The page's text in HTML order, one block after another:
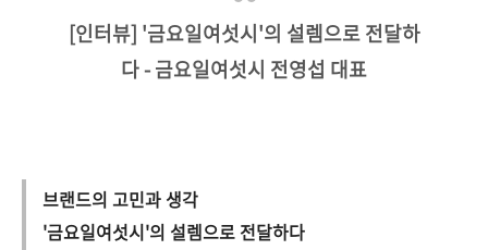
[인터뷰] '금요일여섯시'의 설렘으로 전달하
다 - 금요일여섯시 전영섭 대표
브랜드의 고민과 생각
'금요일여섯시'의 설렘으로 전달하다